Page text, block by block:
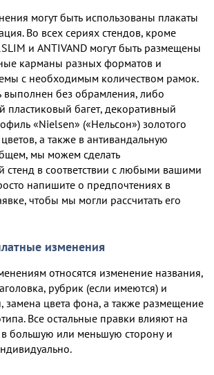
могут быть использованы плакаты
Во всех сериях стендов, кроме
и ANTIVAND могут быть размещены
карманы разных форматов и
с необходимым количеством рамок.
выполнен без обрамления, либо
пластиковый багет, декоративный
«Nielsen» («Нельсон») золотого
а также в антивандальную
мы можем сделать
в соответствии с любыми вашими
напишите о предпочтениях в
чтобы мы могли рассчитать его
изменения
относятся изменение названия,
рубрик (если имеются) и
цвета фона, а также размещение
Все остальные правки влияют на
в большую или меньшую сторону и